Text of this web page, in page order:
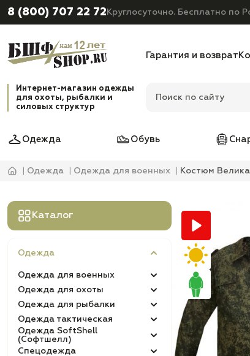
8 (800) 707 22 72 Круглосуточно. Бесплатно по
Гарантия и возврат
Интернет-магазин одежды
для охоты, рыбалки и
силовых структур
Одежда Обувь
Одежда Одежда для военных Костюм
Каталог
Одежда
Одежда для военных
Одежда для охоты
Одежда для рыбалки
Одежда тактическая
Одежда SoftShell
(Софтшелл)
Спецодежда